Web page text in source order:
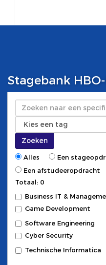
Stagebank
Zoeken
Zoeken
Alles
Een
Een afstudeeropdracht
Totaal: 0
Business IT &
Game Development
Software Engineering
Cyber Security
Technische Informatica